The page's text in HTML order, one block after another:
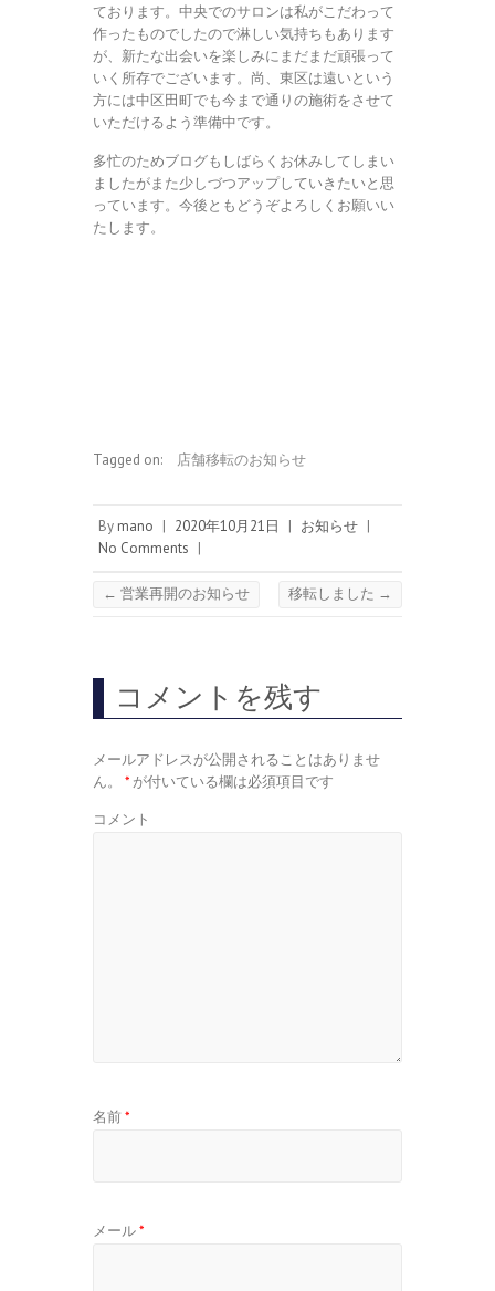
ております。中央でのサロンは私がこだわって
作ったものでしたので淋しい気持ちもあります
が、新たな出会いを楽しみにまだまだ頑張って
いく所存でございます。尚、東区は遠いという
方には中区田町でも今まで通りの施術をさせて
いただけるよう準備中です。
多忙のためブログもしばらくお休みしてしまい
ましたがまた少しづつアップしていきたいと思
っています。今後ともどうぞよろしくお願いい
たします。
Tagged on: 店舗移転のお知らせ
By mano | 2020年10月21日 | お知らせ |
No Comments |
← 営業再開のお知らせ 移転しました →
コメントを残す
メールアドレスが公開されることはありませ
ん。
* が付いている欄は必須項目です
コメント
名前*
メール*